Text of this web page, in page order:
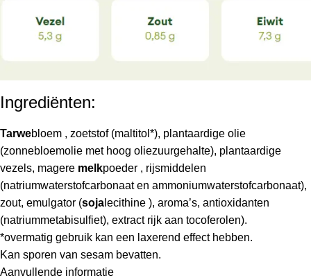
Ingrediënten:
Tarwebloem , zoetstof (maltitol*), plantaardige olie
(zonnebloemolie met hoog oliezuurgehalte), plantaardige
vezels, magere melkpoeder , rijsmiddelen
(natriumwaterstofcarbonaat en ammoniumwaterstofcarbonaat),
zout, emulgator (soja lecithine ), aroma’s, antioxidanten
(natriummetabisulfiet), extract rijk aan tocoferolen).
*overmatig gebruik kan een laxerend effect hebben.
Kan sporen van sesam bevatten.
Aanvullende informatie